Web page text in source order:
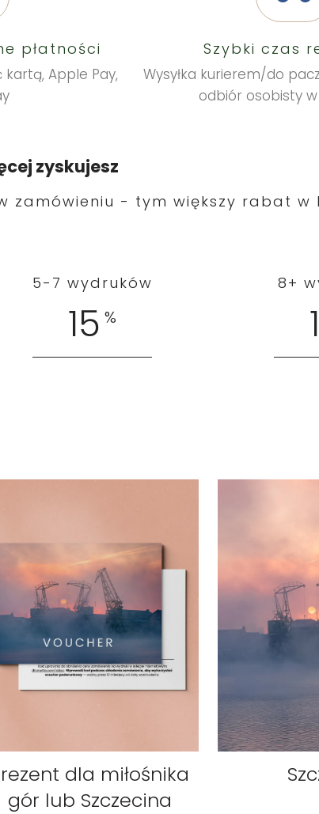
płatności
kartą, Apple Pay,
Szybki czas
Wysyłka kurierem/do
odbiór osobisty w
zyskujesz
zamówieniu - tym większy rabat w
5-7 wydruków
15 %
8+
dla miłośnika
gór lub Szczecina